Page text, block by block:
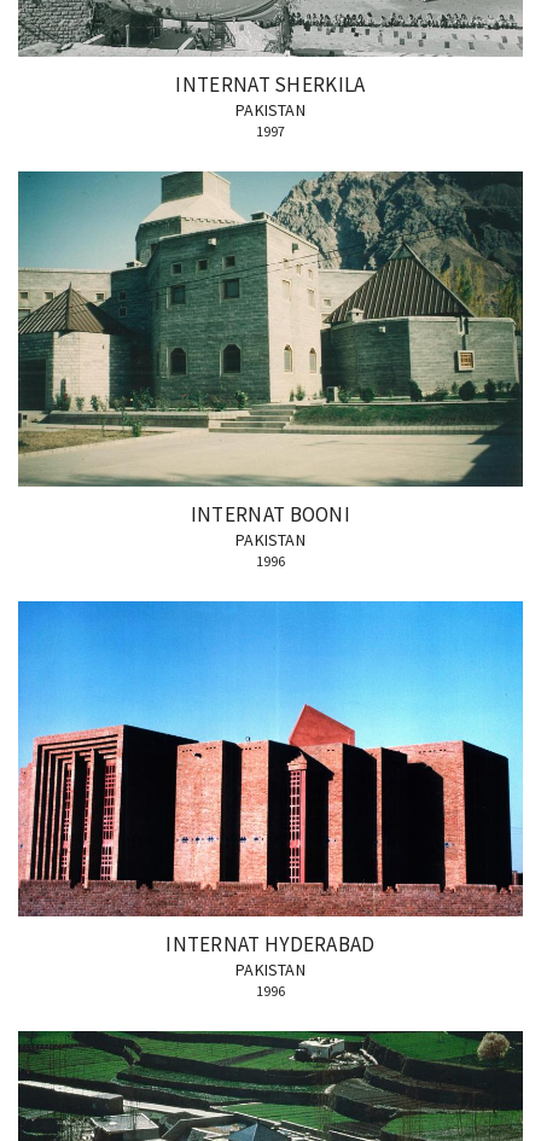
INTERNAT SHERKILA
PAKISTAN
1997
INTERNAT BOONI
PAKISTAN
1996
INTERNAT HYDERABAD
PAKISTAN
1996